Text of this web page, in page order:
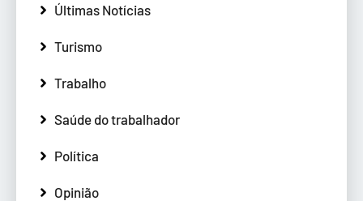
Últimas Notícias
Turismo
Trabalho
Saúde do trabalhador
Política
Opinião